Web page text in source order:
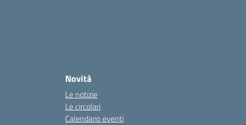
Novità
Le notizie
Le circolari
Calendario eventi